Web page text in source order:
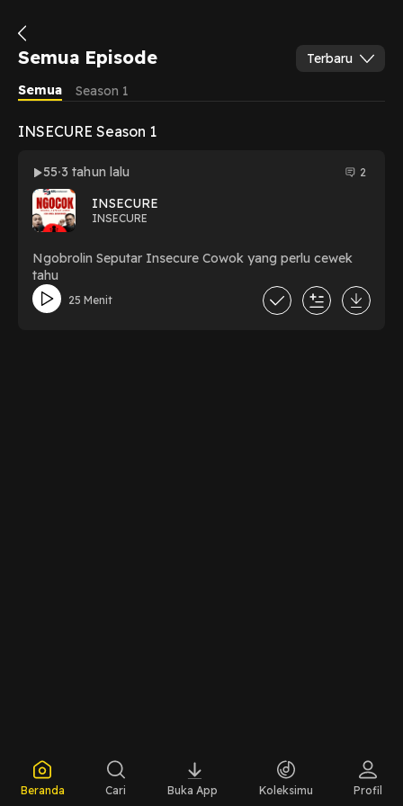
Semua Episode
Terbaru
Semua
Season 1
INSECURE Season 1
55 3 tahun lalu 2
INSECURE
INSECURE
Ngobrolin Seputar Insecure Cowok yang perlu cewek
tahu
25 Menit
Beranda Cari Buka App Koleksimu Profil